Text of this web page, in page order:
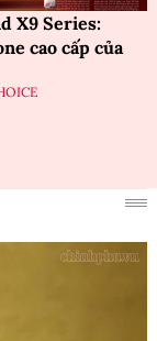
X9 Series:
cao cấp của